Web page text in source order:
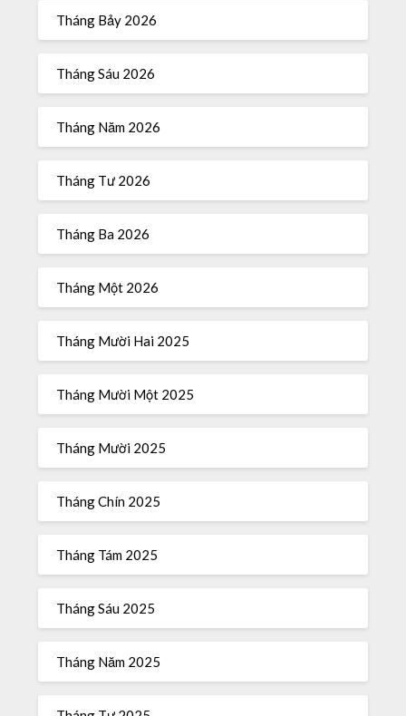
Tháng Bảy 2026
Tháng Sáu 2026
Tháng Năm 2026
Tháng Tư 2026
Tháng Ba 2026
Tháng Một 2026
Tháng Mười Hai 2025
Tháng Mười Một 2025
Tháng Mười 2025
Tháng Chín 2025
Tháng Tám 2025
Tháng Sáu 2025
Tháng Năm 2025